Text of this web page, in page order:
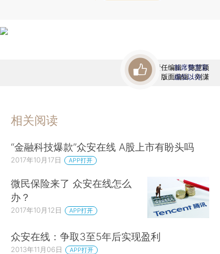
责任编辑：陈慧颖
版面编辑：刘潇
首席赞赏官
虚位以待
相关阅读
“金融科技爆款”众安在线 A股上市有盼头吗
2017年10月17日 APP打开
微民保险来了 众安在线怎么
办？
2017年10月12日 APP打开
众安在线：争取3至5年后实现盈利
2013年11月06日 APP打开